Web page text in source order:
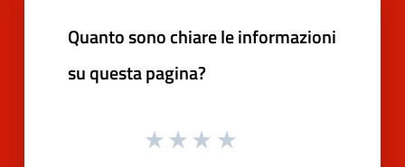
Quanto sono chiare le informazioni
su questa pagina?